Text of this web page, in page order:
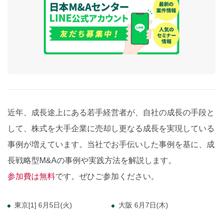
近年、成長途上にある若手経営者が、自社の成長の手段と
して、株式を大手企業に売却し更なる成長を実現している
事例が増えています。当社でお手伝いした事例を基に、成
長戦略型M&Aの事例や実践方法を解説します。
参加費は無料です。ぜひご参加ください。
東京[1] 6月5日(火)
大阪 6月7日(木)